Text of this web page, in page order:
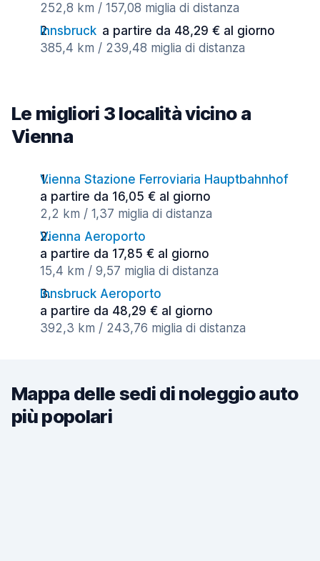
252,8 km / 157,08 miglia di distanza
Innsbruck a partire da 48,29 € al giorno
385,4 km / 239,48 miglia di distanza
Le migliori 3 località vicino a
Vienna
Vienna Stazione Ferroviaria Hauptbahnhof
a partire da 16,05 € al giorno
2,2 km / 1,37 miglia di distanza
Vienna Aeroporto
a partire da 17,85 € al giorno
15,4 km / 9,57 miglia di distanza
Innsbruck Aeroporto
a partire da 48,29 € al giorno
392,3 km / 243,76 miglia di distanza
Mappa delle sedi di noleggio auto
più popolari